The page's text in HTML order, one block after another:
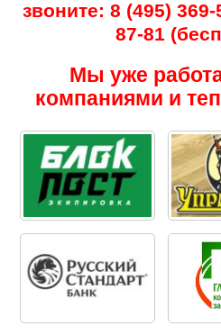
звоните: 8 (495)
87-81
Мы уже
компаниями и